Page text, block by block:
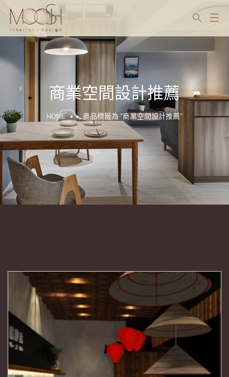
商業空間設計推薦
HOME 商品標籤為 “商業空間設計推薦”